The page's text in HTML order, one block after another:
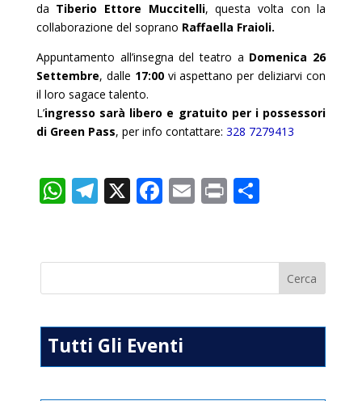
da Tiberio Ettore Muccitelli, questa volta con la
collaborazione del soprano Raffaella Fraioli.
Appuntamento all’insegna del teatro a Domenica 26
Settembre, dalle 17:00 vi aspettano per deliziarvi con
il loro sagace talento.
L’ingresso sarà libero e gratuito per i possessori
di Green Pass, per info contattare: 328 7279413
W
s
A
p
p
T
gr
a
m
X F
b
o
o
k
E
l
PrC
di
vi
di
Tutti Gli Eventi